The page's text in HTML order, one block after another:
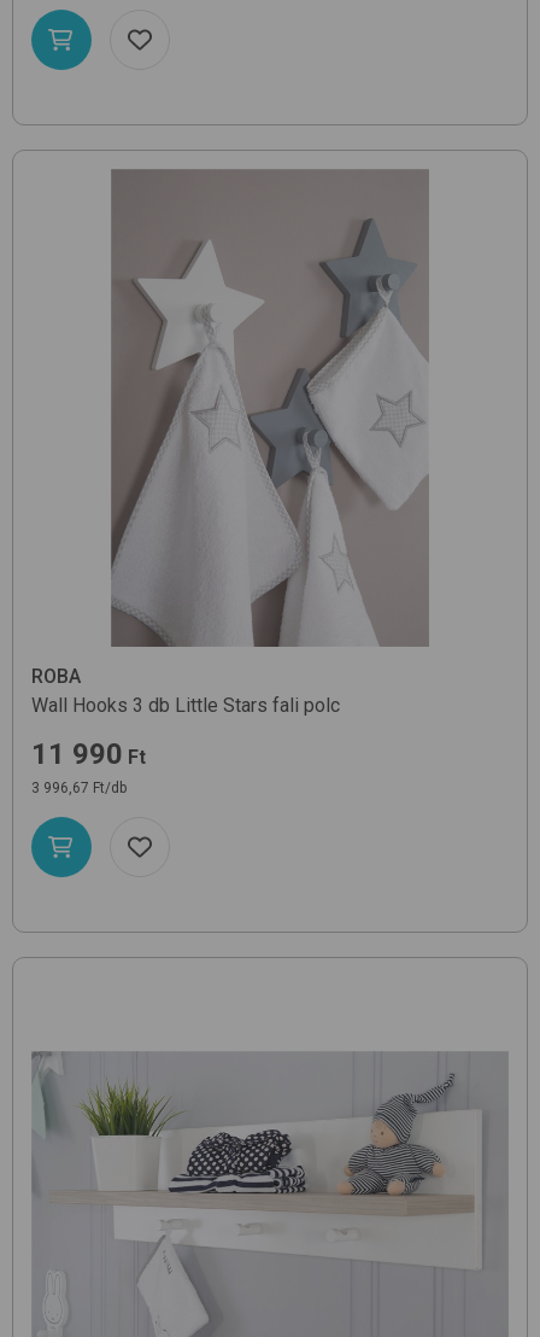
ROBA
Wall Hooks 3 db Little Stars fali polc
11 990 Ft
3 996,67 Ft/db